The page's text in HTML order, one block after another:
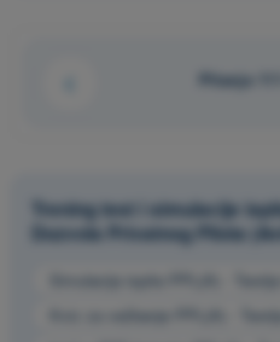
Pitanje
Trening test i simulacije
Dozvola Privatnog Pilota
Simulacija ispita PPL(A) - Teorija
Kviz za vežbanje PPL(A) -